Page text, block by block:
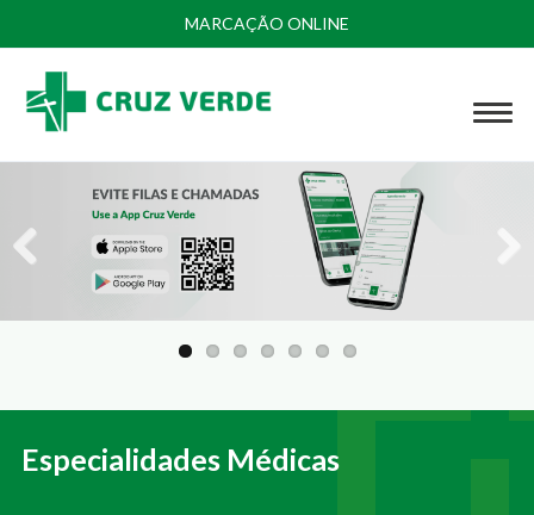
MARCAÇÃO ONLINE
Especialidades Médicas